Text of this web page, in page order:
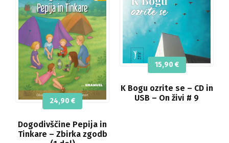
Dogodivščine Pepija in
Tinkare – Zbirka zgodb
24,90 €
K Bogu ozrite se – CD in
USB – On živi # 9
15,90 €